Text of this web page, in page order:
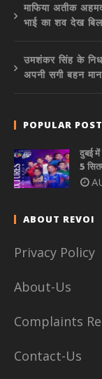
माफिया अतीक
भाई का शव देख
उमशंकर सिंह के
अपनी सगी बहन
POPULAR
दुबई में
5
ABOUT REVOI
Privacy Policy
About-Us
Complaints
Contact-Us